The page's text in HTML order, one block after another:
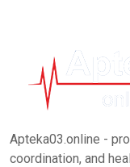
Apteka03.online -
coordination, and